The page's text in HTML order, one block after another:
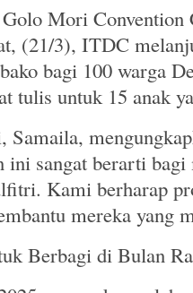
Mori Convention
(21/3), ITDC
bagi 100 warga
tulis untuk 15 anak
ini sangat berarti
Kami berharap
mereka yang
Berbagi di Bulan